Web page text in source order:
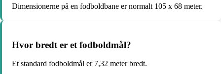
Dimensionerne på en fodboldbane er normalt 105 x 68 meter.
Hvor bredt er et fodboldmål?
Et standard fodboldmål er 7,32 meter bredt.